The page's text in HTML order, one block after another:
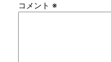
コメント ※